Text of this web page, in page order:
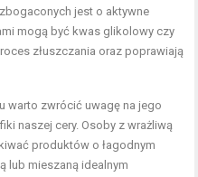
jest o aktywne
mogą być kwas glikolowy czy
złuszczania oraz poprawiają
warto zwrócić uwagę na jego
naszej cery. Osoby z wrażliwą
produktów o łagodnym
lub mieszaną idealnym